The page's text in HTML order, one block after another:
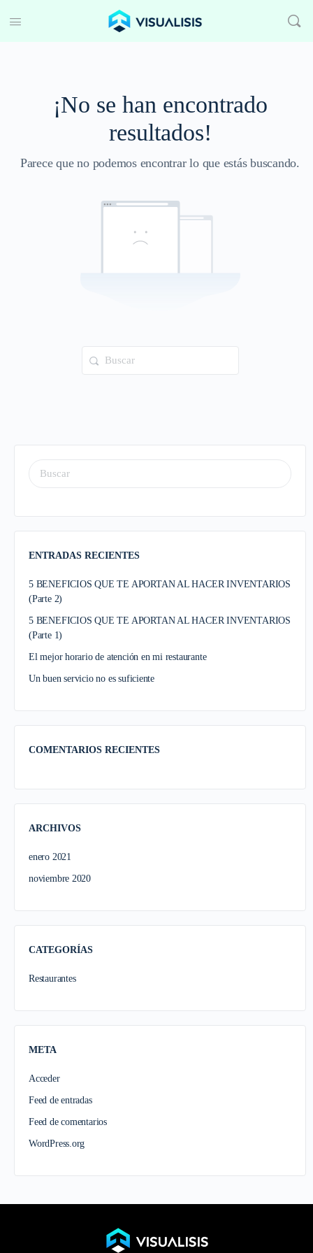
¡No se han encontrado
resultados!
Parece que no podemos encontrar lo que estás buscando.
ENTRADAS RECIENTES
5 BENEFICIOS QUE TE APORTAN AL HACER INVENTARIOS
(Parte 2)
5 BENEFICIOS QUE TE APORTAN AL HACER INVENTARIOS
(Parte 1)
El mejor horario de atención en mi restaurante
Un buen servicio no es suficiente
COMENTARIOS RECIENTES
ARCHIVOS
enero 2021
noviembre 2020
CATEGORÍAS
Restaurantes
META
Acceder
Feed de entradas
Feed de comentarios
WordPress.org